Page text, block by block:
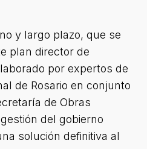
y largo plazo, que se
plan director de
por expertos de
de Rosario en conjunto
de Obras
del gobierno
solución definitiva al